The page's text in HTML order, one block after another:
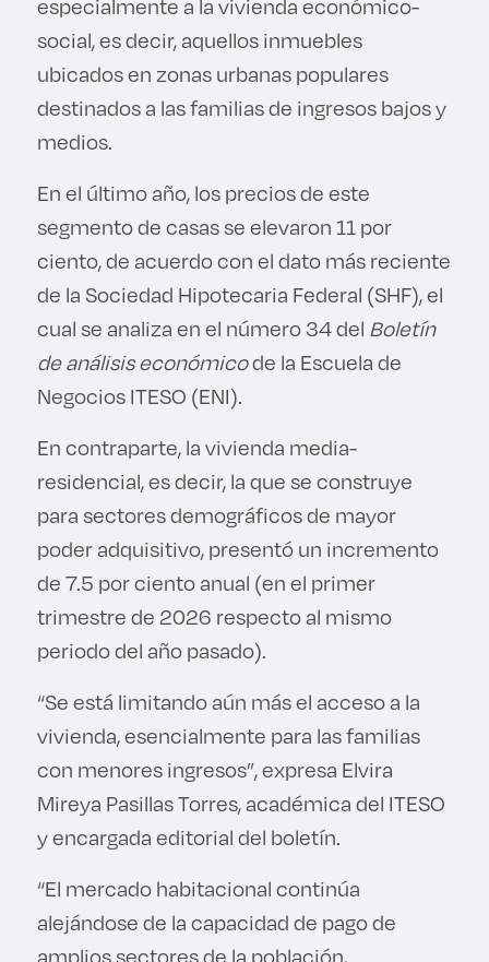
especialmente a la vivienda económico-
social, es decir, aquellos inmuebles
ubicados en zonas urbanas populares
destinados a las familias de ingresos bajos y
medios.
En el último año, los precios de este
segmento de casas se elevaron 11 por
ciento, de acuerdo con el dato más reciente
de la Sociedad Hipotecaria Federal (SHF), el
cual se analiza en el número 34 del Boletín
de análisis económicode la Escuela de
Negocios ITESO (ENI).
En contraparte, la vivienda media-
residencial, es decir, la que se construye
para sectores demográficos de mayor
poder adquisitivo, presentó un incremento
de 7.5 por ciento anual (en el primer
trimestre de 2026 respecto al mismo
periodo del año pasado).
“Se está limitando aún más el acceso a la
vivienda, esencialmente para las familias
con menores ingresos”, expresa Elvira
Mireya Pasillas Torres, académica del ITESO
y encargada editorial del boletín.
“El mercado habitacional continúa
alejándose de la capacidad de pago de